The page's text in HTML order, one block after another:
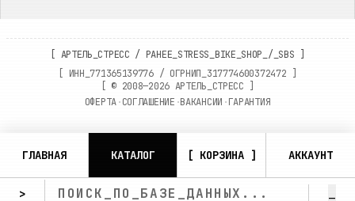
АРТЕЛЬ_СТРЕСС / РАНЕЕ_STRESS_BIKE_SHOP_/_SBS
[ ИНН_ 771365139776/ ОГРНИП_ 317774600372472
[ © 2008—2026АРТЕЛЬ_СТРЕСС ]
ОФЕРТА·СОГЛАШЕНИЕ ·ВАКАНСИИ ·ГАРАНТИЯ
ГЛАВНАЯ КАТАЛОГ [ КОРЗИНА ] АККАУНТ
>